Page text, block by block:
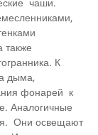
также
К
дыма,
фонарей к
Аналогичные
Они освещают